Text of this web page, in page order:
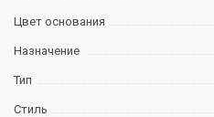
Цвет основания
Назначение
Тип
Стиль